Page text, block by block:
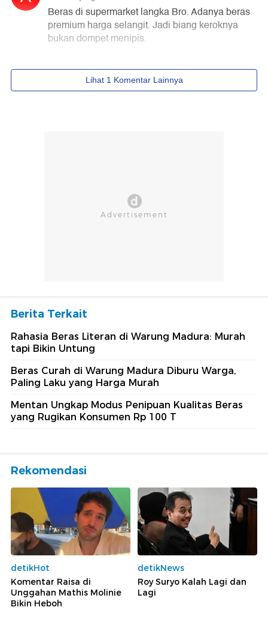
Berita Terkait
Rahasia Beras Literan di Warung Madura: Murah
tapi Bikin Untung
Beras Curah di Warung Madura Diburu Warga,
Paling Laku yang Harga Murah
Mentan Ungkap Modus Penipuan Kualitas Beras
yang Rugikan Konsumen Rp 100 T
Rekomendasi
detikHot
Komentar Raisa di
Unggahan Mathis Molinie
Bikin Heboh
detikNews
Roy Suryo Kalah Lagi dan
Lagi